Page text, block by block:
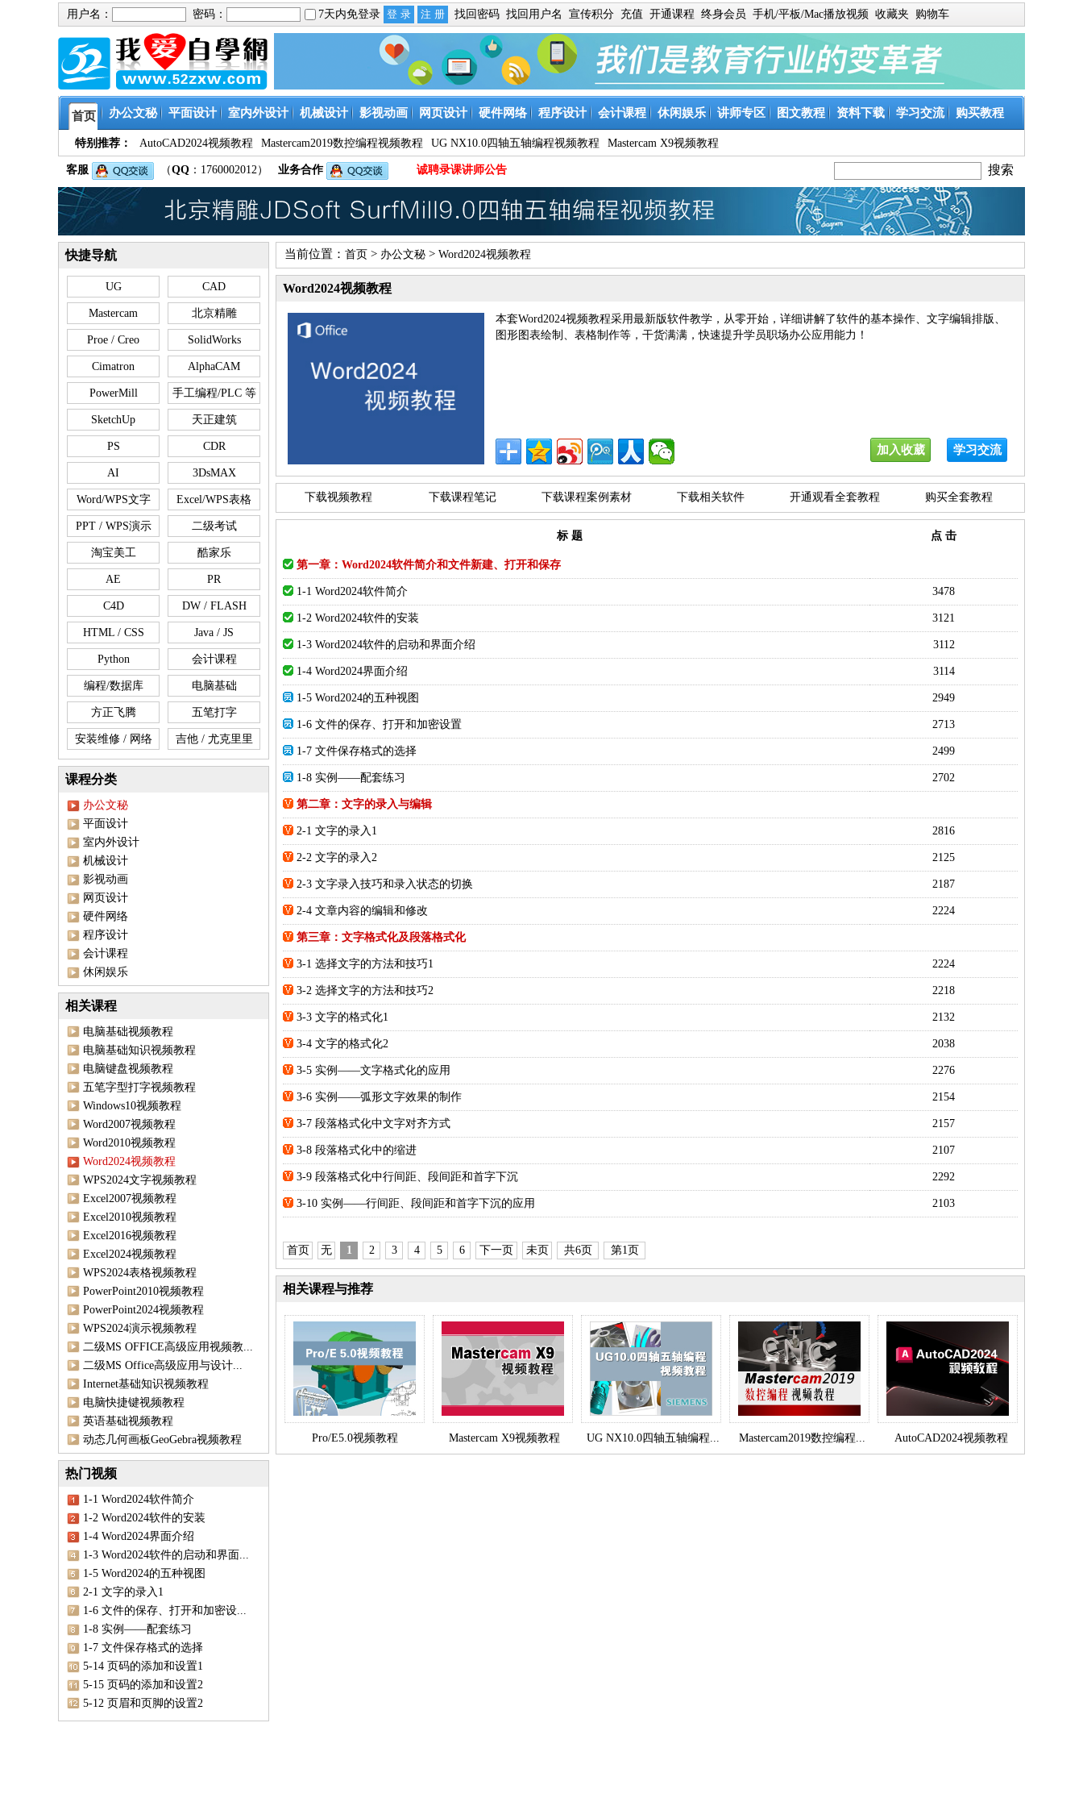
用户名： 密码： 7天内免登录 找回密码 找回用户名 宣传积分 充值 开通课程 终身会员 手机/平板/Mac播放视频 收藏夹 购物车
首页 办公文秘 平面设计 室内外设计 机械设计 影视动画 网页设计 硬件网络 程序设计 会计课程 休闲娱乐 讲师专区 图文教程 资料下载 学习交流 购买教程
特别推荐： AutoCAD2024视频教程 Mastercam2019数控编程视频教程 UG NX10.0四轴五轴编程视频教程 Mastercam X9视频教程
客服 （QQ ：1760002012） 业务合作 诚聘录课讲师公告
快捷导航
UG CAD
Mastercam 北京精雕
Proe / Creo SolidWorks
Cimatron AlphaCAM
PowerMill 手工编程/PLC 等
SketchUp 天正建筑
PS CDR
AI 3DsMAX
Word/WPS文字 Excel/WPS表格
PPT / WPS演示 二级考试
淘宝美工 酷家乐
AE PR
C4D DW / FLASH
HTML / CSS Java / JS
Python 会计课程
编程/数据库 电脑基础
方正飞腾 五笔打字
安装维修 / 网络 吉他 / 尤克里里
课程分类
办公文秘
平面设计
室内外设计
机械设计
影视动画
网页设计
硬件网络
程序设计
会计课程
休闲娱乐
相关课程
电脑基础视频教程
电脑基础知识视频教程
电脑键盘视频教程
五笔字型打字视频教程
Windows10视频教程
Word2007视频教程
Word2010视频教程
Word2024视频教程
WPS2024文字视频教程
Excel2007视频教程
Excel2010视频教程
Excel2016视频教程
Excel2024视频教程
WPS2024表格视频教程
PowerPoint2010视频教程
PowerPoint2024视频教程
WPS2024演示视频教程
二级MS OFFICE高级应用视频教...
二级MS Office高级应用与设计...
Internet基础知识视频教程
电脑快捷键视频教程
英语基础视频教程
动态几何画板GeoGebra视频教程
热门视频
1-1 Word2024软件简介
1-2 Word2024软件的安装
1-4 Word2024界面介绍
1-3 Word2024软件的启动和界面...
1-5 Word2024的五种视图
2-1 文字的录入1
1-6 文件的保存、打开和加密设...
1-8 实例——配套练习
1-7 文件保存格式的选择
5-14 页码的添加和设置1
5-15 页码的添加和设置2
5-12 页眉和页脚的设置2
当前位置： 首页 > 办公文秘 > Word2024视频教程
Word2024视频教程
本套Word2024视频教程采用最新版软件教学，从零开始，详细讲解了软件的基本操作、文字编辑排版、
图形图表绘制、表格制作等，干货满满，快速提升学员职场办公应用能力！
学习交流
加入收葳
下载视频教程 下载课程笔记 下载课程案例素材 下载相关软件 开通观看全套教程 购买全套教程
标 题 点 击
第一章：Word2024软件简介和文件新建、打开和保存
1-1 Word2024软件简介 3478
1-2 Word2024软件的安装 3121
1-3 Word2024软件的启动和界面介绍 3112
1-4 Word2024界面介绍 3114
1-5 Word2024的五种视图 2949
1-6 文件的保存、打开和加密设置 2713
1-7 文件保存格式的选择 2499
1-8 实例——配套练习 2702
第二章：文字的录入与编辑
2-1 文字的录入1 2816
2-2 文字的录入2 2125
2-3 文字录入技巧和录入状态的切换 2187
2-4 文章内容的编辑和修改 2224
第三章：文字格式化及段落格式化
3-1 选择文字的方法和技巧1 2224
3-2 选择文字的方法和技巧2 2218
3-3 文字的格式化1 2132
3-4 文字的格式化2 2038
3-5 实例——文字格式化的应用 2276
3-6 实例——弧形文字效果的制作 2154
3-7 段落格式化中文字对齐方式 2157
3-8 段落格式化中的缩进 2107
3-9 段落格式化中行间距、段间距和首字下沉 2292
3-10 实例——行间距、段间距和首字下沉的应用 2103
首页 无 1 2 3 4 5 6 下一页 未页 共6页 第1页
相关课程与推荐
Pro/E5.0视频教程 Mastercam X9视频教程 UG NX10.0四轴五轴编程... Mastercam2019数控编程... AutoCAD2024视频教程